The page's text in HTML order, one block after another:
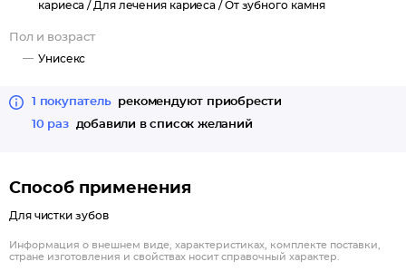
кариеса / Для лечения кариеса /От зубного камня
Пол и возраст
Унисекс
1 покупатель
рекомендуют приобрести
10 раз
добавили в список желаний
Способ применения
Для чистки зубов
Информация о внешнем виде, характеристиках, комплекте поставки,
стране изготовления и свойствах носит справочный характер.